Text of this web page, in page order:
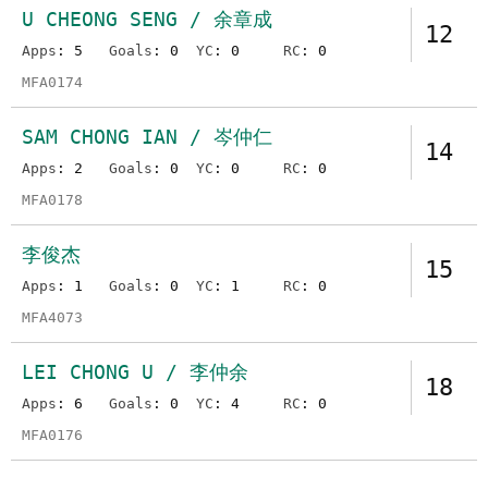
12
U CHEONG SENG / 余章成
Apps : 5 Goals : 0 YC : 0 RC : 0
MFA0174
14
SAM CHONG IAN / 岑仲仁
Apps : 2 Goals : 0 YC : 0 RC : 0
MFA0178
15
李俊杰
Apps : 1 Goals : 0 YC : 1 RC : 0
MFA4073
18
LEI CHONG U / 李仲余
Apps : 6 Goals : 0 YC : 4 RC : 0
MFA0176